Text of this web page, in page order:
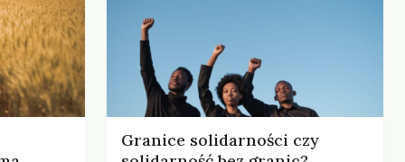
Granice solidarności czy